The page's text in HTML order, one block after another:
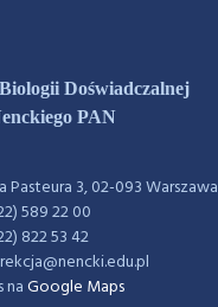
Doświadczalnej
PAN
Pasteura 3, 02-093 Warszawa
589 22 00
822 53 42
naGoogle Maps